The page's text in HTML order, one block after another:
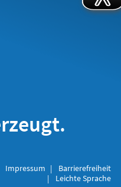
Impressum
Barrierefreiheit
Leichte Sprache